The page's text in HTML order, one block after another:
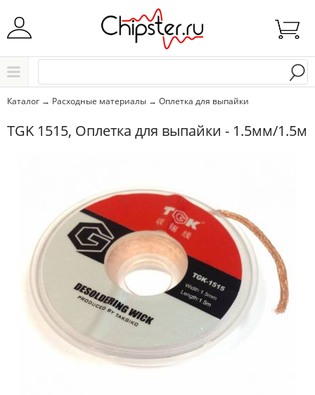
Начните водить название города..
Каталог → Расходные материалы → Оплетка для выпайки
TGK 1515, Оплетка для выпайки - 1.5мм/1.5м